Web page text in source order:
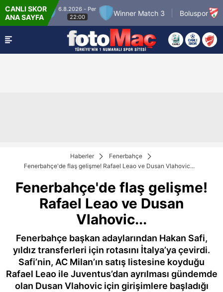
CANLI SKOR
ANA SAYFA
2
6.8.2026 - Per
22:00
Winner Match 3 Boluspor
7.8.2026 -
21:30
Haberler
Fenerbahçe
Fenerbahçe'de flaş gelişme! Rafael Leao ve Dusan Vlahovic...
Fenerbahçe'de flaş gelişme!
Rafael Leao ve Dusan
Vlahovic...
Fenerbahçe başkan adaylarından Hakan Safi,
yıldız transferleri için rotasını İtalya’ya çevirdi.
Safi’nin, AC Milan’ın satış listesine koyduğu
Rafael Leao ile Juventus’dan ayrılması gündemde
olan Dusan Vlahovic için girişimlere başladığı